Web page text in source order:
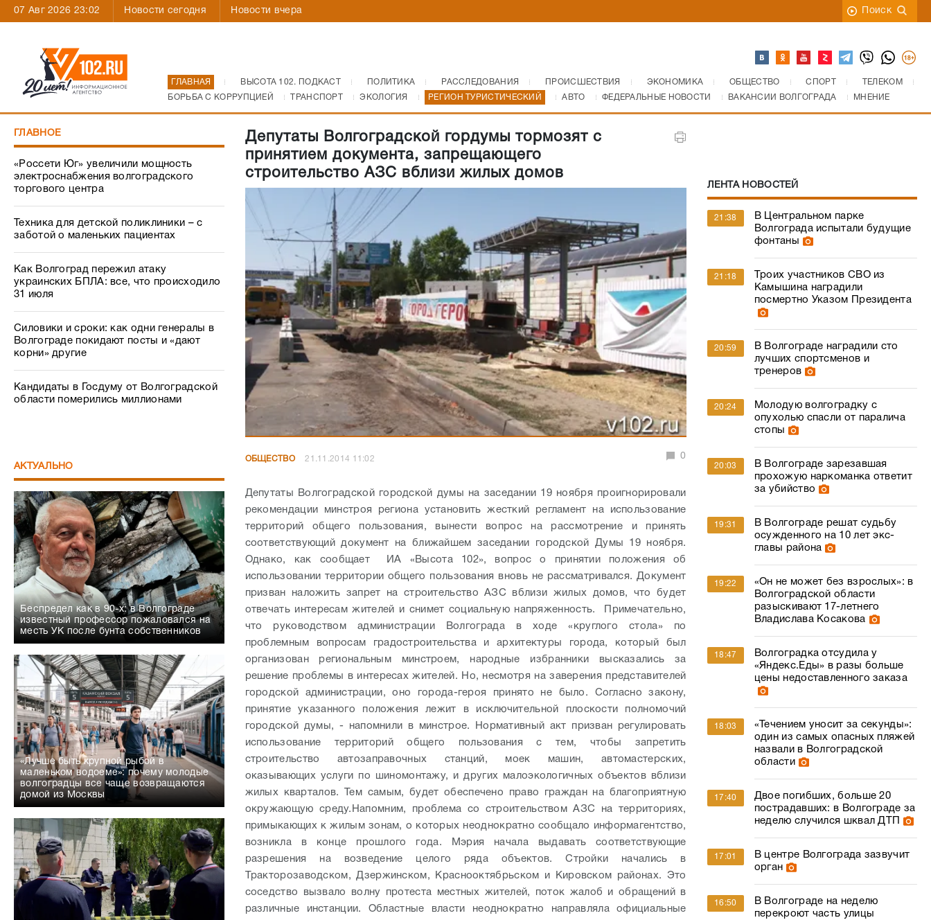
07 Авг 2026 23:02 Новости сегодня Новости вчера Поиск
ГЛАВНАЯ ВЫСОТА 102. ПОДКАСТ ПОЛИТИКА РАССЛЕДОВАНИЯ ПРОИСШЕСТВИЯ ЭКОНОМИКА ОБЩЕСТВО СПОРТ
ТЕЛЕКОМ
БОРЬБА С КОРРУПЦИЕЙ
ТРАНСПОРТ ЭКОЛОГИЯ РЕГИОН ТУРИСТИЧЕСКИЙ АВТО ФЕДЕРАЛЬНЫЕ НОВОСТИ ВАКАНСИИ ВОЛГОГРАДА МНЕНИЕ
ГЛАВНОЕ
«Россети Юг» увеличили мощность
электроснабжения волгоградского
торгового центра
Техника для детской поликлиники – с
заботой о маленьких пациентах
Как Волгоград пережил атаку
украинских БПЛА: все, что происходило
31 июля
Силовики и сроки: как одни генералы в
Волгограде покидают посты и «дают
корни» другие
Кандидаты в Госдуму от Волгоградской
области померились миллионами
АКТУАЛЬНО
Беспредел как в 90-х: в Волгограде
известный профессор пожаловался на
месть УК после бунта собственников
«Лучше быть крупной рыбой в
маленьком водоеме»: почему молодые
волгоградцы все чаще возвращаются
домой из Москвы
Депутаты Волгоградской гордумы тормозят с
принятием документа, запрещающего
строительство АЗС вблизи жилых домов
ОБЩЕСТВО 21.11.2014 11:02 0
Депутаты Волгоградской городской думы на заседании 19 ноября проигнорировали
рекомендации минстроя региона установить жесткий регламент на использование
территорий общего пользования, вынести вопрос на рассмотрение и принять
соответствующий документ на ближайшем заседании городской Думы 19 ноября.
Однако, как сообщает ИА «Высота 102», вопрос о принятии положения об
использовании территории общего пользования вновь не рассматривался. Документ
призван наложить запрет на строительство АЗС вблизи жилых домов, что будет
отвечать интересам жителей и снимет социальную напряженность.
Примечательно,
что руководством администрации Волгограда в ходе «круглого стола» по
проблемным вопросам градостроительства и архитектуры города, который был
организован региональным минстроем, народные избранники высказались за
решение проблемы в интересах жителей. Но, несмотря на заверения представителей
городской администрации, оно города-героя принято не было. Согласно закону,
принятие указанного положения лежит в исключительной плоскости полномочий
городской думы, - напомнили в минстрое. Нормативный акт призван регулировать
использование территорий общего пользования с тем, чтобы запретить
строительство автозаправочных станций, моек машин, автомастерских,
оказывающих услуги по шиномонтажу, и других малоэкологичных объектов вблизи
жилых кварталов. Тем самым, будет обеспечено право граждан на благоприятную
окружающую среду. Напомним, проблема со строительством АЗС на территориях,
примыкающих к жилым зонам, о которых неоднократно сообщало информагентство,
возникла в конце прошлого года. Мэрия начала выдавать соответствующие
разрешения на возведение целого ряда объектов. Стройки начались в
Тракторозаводском, Дзержинском, Краснооктябрьском и Кировском районах. Это
соседство вызвало волну протеста местных жителей, поток жалоб и обращений в
различные инстанции. Областные власти неоднократно направляла официальные
ЛЕНТА НОВОСТЕЙ
21:38
В Центральном парке
Волгограда испытали будущие
фонтаны
21:18
Троих участников СВО из
Камышина наградили
посмертно Указом Президента
20:59
В Волгограде наградили сто
лучших спортсменов и
тренеров
20:24
Молодую волгоградку с
опухолью спасли от паралича
стопы
20:03
В Волгограде зарезавшая
прохожую наркоманка ответит
за убийство
19:31
В Волгограде решат судьбу
осужденного на 10 лет экс-
главы района
19:22
«Он не может без взрослых»: в
Волгоградской области
разыскивают 17-летнего
Владислава Косакова
18:47
Волгоградка отсудила у
«Яндекс.Еды» в разы больше
цены недоставленного заказа
18:03
«Течением уносит за секунды»:
один из самых опасных пляжей
назвали в Волгоградской
области
17:40
Двое погибших, больше 20
пострадавших: в Волгограде за
неделю случился шквал ДТП
17:01
В центре Волгограда зазвучит
орган
16:50
В Волгограде на неделю
перекроют часть улицы